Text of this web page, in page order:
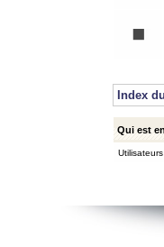
Index
Qui est